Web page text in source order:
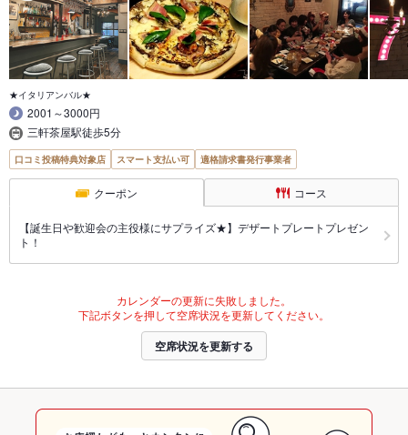
★イタリアンバル★
2001～3000円
三軒茶屋駅徒歩5分
口コミ投稿特典対象店 スマート支払い可 適格請求書発行事業者
クーポン コース
【誕生日や歓迎会の主役様にサプライズ★】デザートプレートプレゼン
ト！
カレンダーの更新に失敗しました。
下記ボタンを押して空席状況を更新してください。
空席状況を更新する